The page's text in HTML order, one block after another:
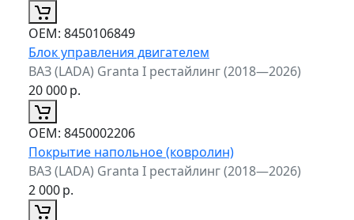
ОЕМ: 8450106849
Блок управления двигателем
ВАЗ (LADA) Granta I рестайлинг (2018—2026)
20 000р.
ОЕМ: 8450002206
Покрытие напольное (ковролин)
ВАЗ (LADA) Granta I рестайлинг (2018—2026)
2 000р.